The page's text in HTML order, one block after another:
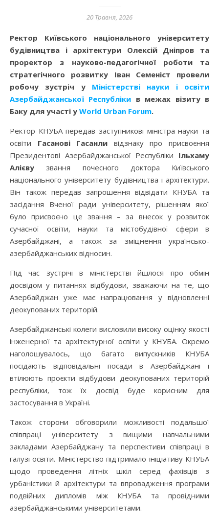
20 Травня, 2026
Ректор Київського національного університету
будівництва і архітектури Олексій Дніпров та
проректор з науково-педагогічної роботи та
стратегічного розвитку Іван Семеніст провели
робочу зустріч у Міністерстві науки і освіти
Азербайджанської Республіки в межах візиту в
Баку для участі у World Urban Forum.
Ректор КНУБА передав заступникові міністра науки та
освіти Гасанові Гасанли відзнаку про присвоєння
Президентові Азербайджанської Республіки Ільхаму
Алієву звання почесного доктора Київського
національного університету будівництва і архітектури.
Він також передав запрошення відвідати КНУБА та
засідання Вченої ради університету, рішенням якої
було присвоєно це звання – за внесок у розвиток
сучасної освіти, науки та містобудівної сфери в
Азербайджані, а також за зміцнення українсько-
азербайджанських відносин.
Під час зустрічі в міністерстві йшлося про обмін
досвідом у питаннях відбудови, зважаючи на те, що
Азербайджан уже має напрацювання у відновленні
деокупованих територій.
Азербайджанські колеги висловили високу оцінку якості
інженерної та архітектурної освіти у КНУБА. Окремо
наголошувалось, що багато випускників КНУБА
посідають відповідальні посади в Азербайджані і
втілюють проєкти відбудови деокупованих територій
республіки, тож їх досвід буде корисним для
застосування в Україні.
Також сторони обговорили можливості подальшої
співпраці університету з вищими навчальними
закладами Азербайджану та перспективи співпраці в
галузі освіти. Міністерство підтримало ініціативу КНУБА
щодо проведення літніх шкіл серед фахівців з
урбаністики й архітектури та впровадження програми
подвійних дипломів між КНУБА та провідними
азербайджанськими університетами.